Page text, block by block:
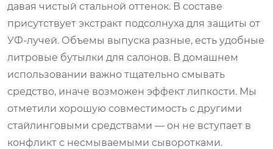
давая чистый стальной оттенок. В составе
присутствует экстракт подсолнуха для защиты от
УФ-лучей. Объемы выпуска разные, есть удобные
литровые бутылки для салонов. В домашнем
использовании важно тщательно смывать
средство, иначе возможен эффект липкости. Мы
отметили хорошую совместимость с другими
стайлинговыми средствами — он не вступает в
конфликт с несмываемыми сыворотками.